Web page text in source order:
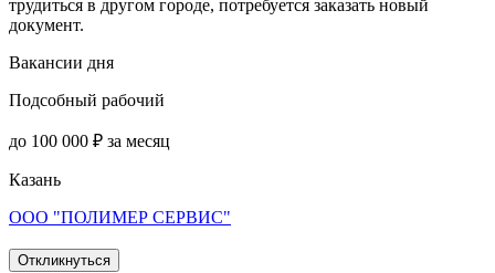
трудиться в другом городе, потребуется заказать новый
документ.
Вакансии дня
Подсобный рабочий
до 100 000 ₽ за месяц
Казань
ООО "ПОЛИМЕР СЕРВИС"
Откликнуться